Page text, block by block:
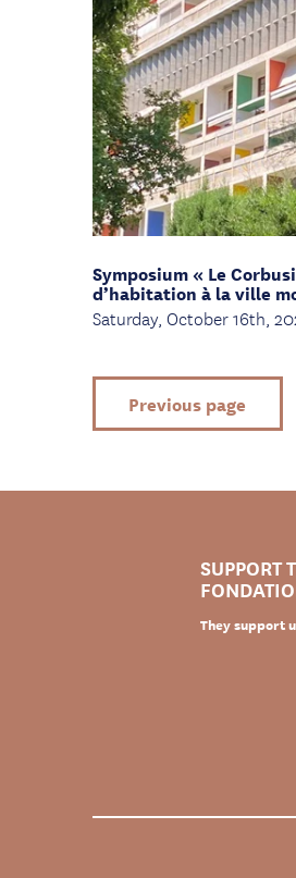
Symposium « Le
d’habitation à la ville
Saturday, October 16th,
Previous page
SUPPORT
They support